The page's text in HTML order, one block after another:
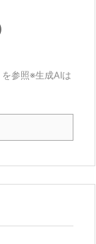
参照※生成AIは